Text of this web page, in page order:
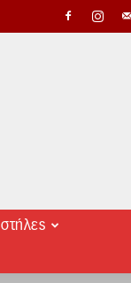
στήλες